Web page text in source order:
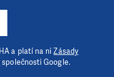
a platí na niZásady
společnosti Google.